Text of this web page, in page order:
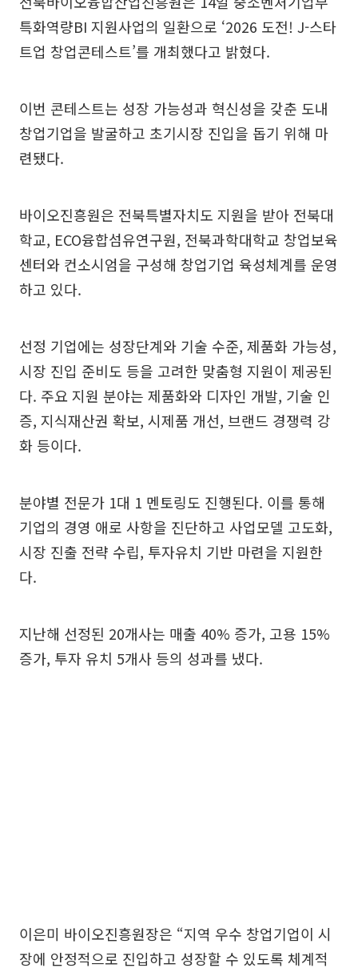
특화역량BI 지원사업의 일환으로 ‘2026 도전! J-스타
트업 창업콘테스트’를 개최했다고 밝혔다.
이번 콘테스트는 성장 가능성과 혁신성을 갖춘 도내
창업기업을 발굴하고 초기시장 진입을 돕기 위해 마
련됐다.
바이오진흥원은 전북특별자치도 지원을 받아 전북대
학교, ECO융합섬유연구원, 전북과학대학교 창업보육
센터와 컨소시엄을 구성해 창업기업 육성체계를 운영
하고 있다.
선정 기업에는 성장단계와 기술 수준, 제품화 가능성,
시장 진입 준비도 등을 고려한 맞춤형 지원이 제공된
다. 주요 지원 분야는 제품화와 디자인 개발, 기술 인
증, 지식재산권 확보, 시제품 개선, 브랜드 경쟁력 강
화 등이다.
분야별 전문가 1대 1 멘토링도 진행된다. 이를 통해
기업의 경영 애로 사항을 진단하고 사업모델 고도화,
시장 진출 전략 수립, 투자유치 기반 마련을 지원한
다.
지난해 선정된 20개사는 매출 40% 증가, 고용 15%
증가, 투자 유치 5개사 등의 성과를 냈다.
이은미 바이오진흥원장은 “지역 우수 창업기업이 시
장에 안정적으로 진입하고 성장할 수 있도록 체계적